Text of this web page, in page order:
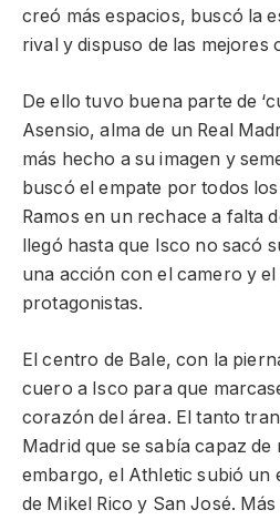
creó más espacios, buscó la
rival y dispuso de las mejores
De ello tuvo buena parte de
Asensio, alma de un Real
más hecho a su imagen y
buscó el empate por todos
Ramos en un rechace a falta
llegó hasta que Isco no sacó
una acción con el camero y el
protagonistas.
El centro de Bale, con la
cuero a Isco para que
corazón del área. El tanto
Madrid que se sabía capaz
embargo, el Athletic subió un
de Mikel Rico y San José.